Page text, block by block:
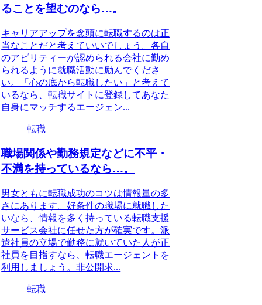
ることを望むのなら…。
キャリアアップを念頭に転職するのは正
当なことだと考えていいでしょう。各自
のアビリティーが認められる会社に勤め
られるように就職活動に励んでくださ
い。「心の底から転職したい」と考えて
いるなら、転職サイトに登録してあなた
自身にマッチするエージェン...
転職
職場関係や勤務規定などに不平・
不満を持っているなら…。
男女ともに転職成功のコツは情報量の多
さにあります。好条件の職場に就職した
いなら、情報を多く持っている転職支援
サービス会社に任せた方が確実です。派
遣社員の立場で勤務に就いていた人が正
社員を目指すなら、転職エージェントを
利用しましょう。非公開求...
転職